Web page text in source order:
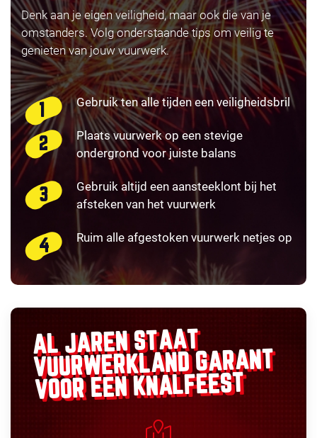
Denk aan je eigen veiligheid, maar ook die van je
omstanders. Volg onderstaande tips om veilig te
genieten van jouw vuurwerk.
Gebruik ten alle tijden een veiligheidsbril
Plaats vuurwerk op een stevige
ondergrond voor juiste balans
Gebruik altijd een aansteeklont bij het
afsteken van het vuurwerk
Ruim alle afgestoken vuurwerk netjes op
AL JAREN STAAT
VUURWERKLANDGARANT
VOOR EEN KNALFEEST